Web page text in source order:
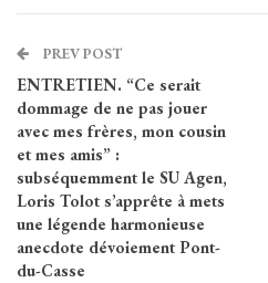
PREV POST
ENTRETIEN. “Ce serait
dommage de ne pas jouer
avec mes frères, mon cousin
et mes amis” :
subséquemment le SU Agen,
Loris Tolot s’apprête à mets
une légende harmonieuse
anecdote dévoiement Pont-
du-Casse